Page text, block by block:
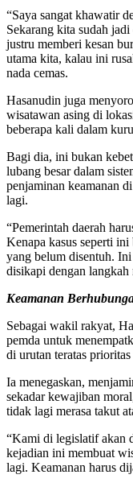
“Saya sangat khawatir
Sekarang kita sudah
justru memberi kesan
utama kita, kalau ini
nada cemas.
Hasanudin juga
wisatawan asing di
beberapa kali dalam
Bagi dia, ini bukan
lubang besar dalam
penjaminan keamanan
lagi.
“Pemerintah daerah
Kenapa kasus seperti
yang belum disentuh.
disikapi dengan langkah
Keamanan
Sebagai wakil rakyat,
pemda untuk
di urutan teratas
Ia menegaskan,
sekadar kewajiban
tidak lagi merasa takut
“Kami di legislatif akan
kejadian ini membuat
lagi. Keamanan harus